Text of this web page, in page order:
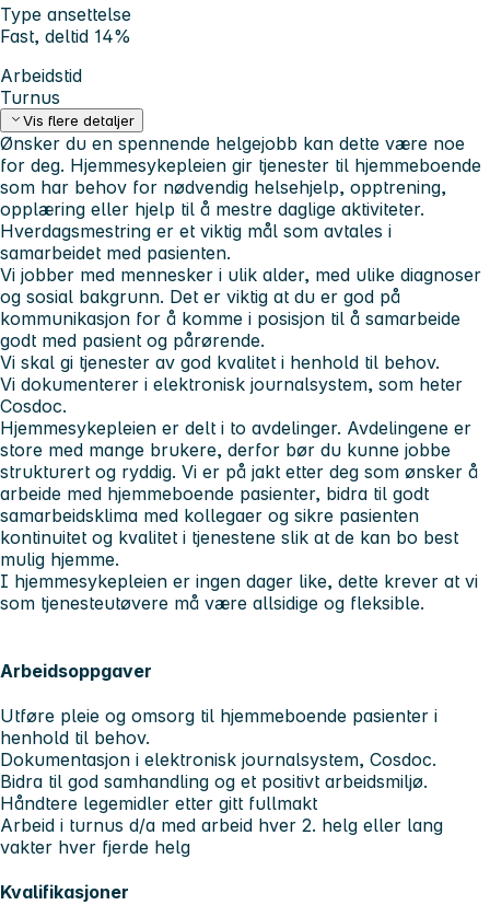
Type ansettelse
Fast, deltid 14%
Arbeidstid
Turnus
Vis flere detaljer
Ønsker du en spennende helgejobb kan dette være noe
for deg. Hjemmesykepleien gir tjenester til hjemmeboende
som har behov for nødvendig helsehjelp, opptrening,
opplæring eller hjelp til å mestre daglige aktiviteter.
Hverdagsmestring er et viktig mål som avtales i
samarbeidet med pasienten.
Vi jobber med mennesker i ulik alder, med ulike diagnoser
og sosial bakgrunn. Det er viktig at du er god på
kommunikasjon for å komme i posisjon til å samarbeide
godt med pasient og pårørende.
Vi skal gi tjenester av god kvalitet i henhold til behov.
Vi dokumenterer i elektronisk journalsystem, som heter
Cosdoc.
Hjemmesykepleien er delt i to avdelinger. Avdelingene er
store med mange brukere, derfor bør du kunne jobbe
strukturert og ryddig. Vi er på jakt etter deg som ønsker å
arbeide med hjemmeboende pasienter, bidra til godt
samarbeidsklima med kollegaer og sikre pasienten
kontinuitet og kvalitet i tjenestene slik at de kan bo best
mulig hjemme.
I hjemmesykepleien er ingen dager like, dette krever at vi
som tjenesteutøvere må være allsidige og fleksible.
Arbeidsoppgaver
Utføre pleie og omsorg til hjemmeboende pasienter i
henhold til behov.
Dokumentasjon i elektronisk journalsystem, Cosdoc.
Bidra til god samhandling og et positivt arbeidsmiljø.
Håndtere legemidler etter gitt fullmakt
Arbeid i turnus d/a med arbeid hver 2. helg eller lang
vakter hver fjerde helg
Kvalifikasjoner